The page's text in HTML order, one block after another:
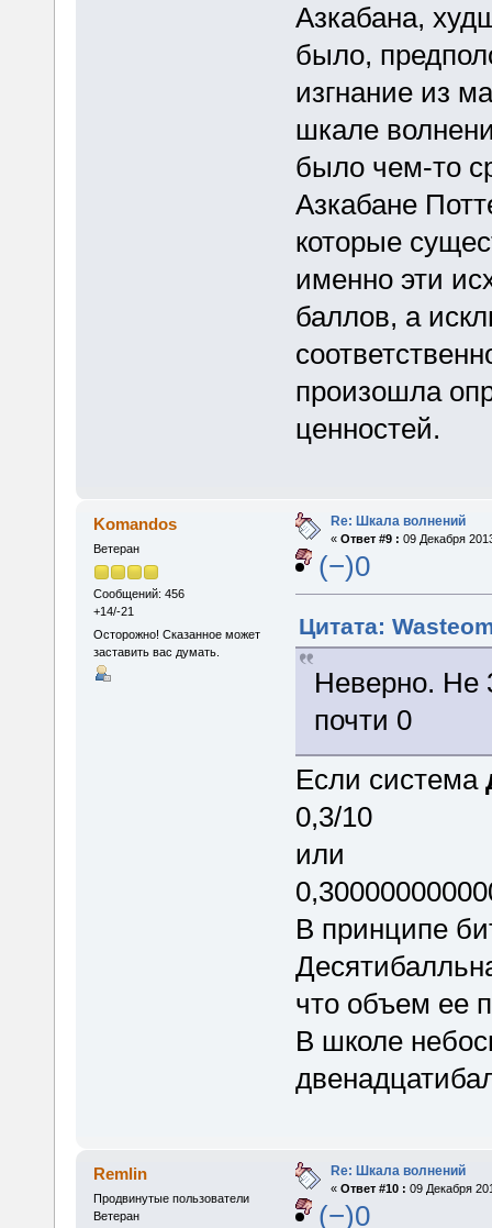
Азкабана,
было,
изгнание из
шкале
было чем-то
Азкабане
которые
именно эти
баллов, а
произошла
ценностей.
Komandos
Ветеран
Сообщений: 456
+14/-21
Осторожно! Сказанное может
заставить вас думать.
Re: Шкала волнений
« Ответ #9 : 09 Декабря
(−)0
Цитата:
Неверно. Не
почти 0
Если система
0,3/10
или
В принципе
что объем ее
В школе
Remlin
Продвинутые пользователи
Ветеран
Re: Шкала волнений
« Ответ #10 : 09 Декабря
(−)0